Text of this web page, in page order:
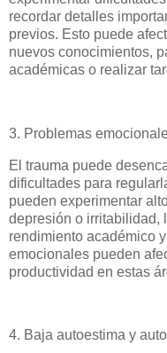
recordar detalles
previos. Esto puede
nuevos conocimientos,
académicas o realizar
3. Problemas
El trauma puede
dificultades para
pueden experimentar
depresión o irritabilidad,
rendimiento académico
emocionales pueden
productividad en estas
4. Baja autoestima y